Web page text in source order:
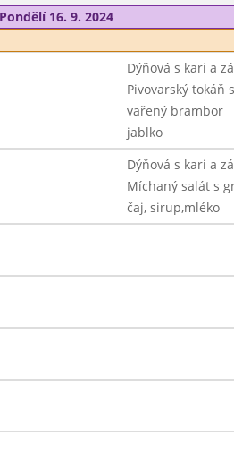
Pondělí 16. 9. 2024
Dýňová s kari a
Pivovarský tokáň
vařený brambor
jablko
Dýňová s kari a
Míchaný salát s
čaj, sirup,mléko